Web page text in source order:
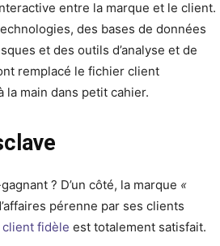
entre la marque et le client.
des bases de données
et des outils d’analyse et de
remplacé le fichier client
la main dans petit cahier.
? D’un côté, la marque «
pérenne par ses clients
client fidèle est totalement satisfait.